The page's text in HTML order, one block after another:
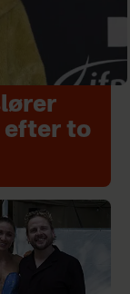
efter to